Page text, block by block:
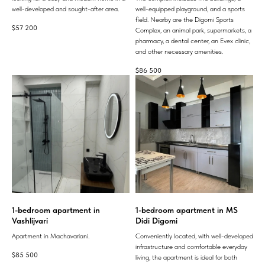
well-developed and sought-after area.
$57 200
well-equipped playground, and a sports
field. Nearby are the Digomi Sports
Complex, an animal park, supermarkets, a
pharmacy, a dental center, an Evex clinic,
and other necessary amenities.
$86 500
1-bedroom apartment in
Vashlijvari
Apartment in Machavariani.
$85 500
1-bedroom apartment in MS
Didi Digomi
Conveniently located, with well-developed
infrastructure and comfortable everyday
living, the apartment is ideal for both